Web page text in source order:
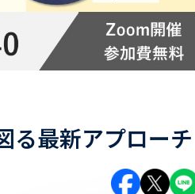
る最新アプローチ